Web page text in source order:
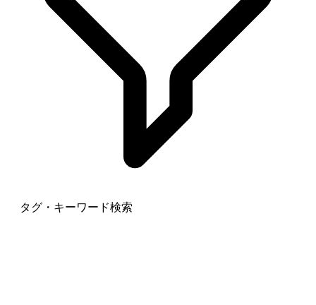
タグ・キーワード検索